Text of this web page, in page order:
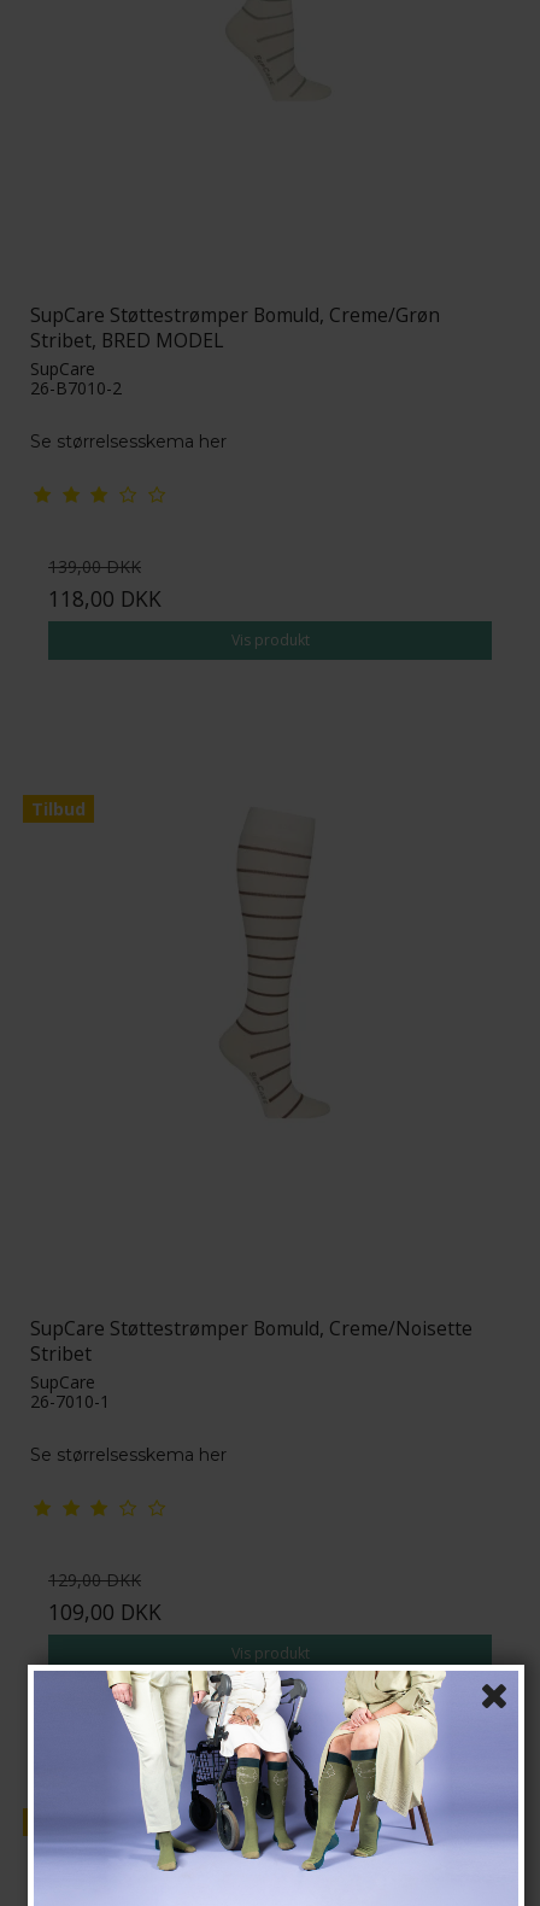
SupCare Støttestrømper Bomuld, Creme/Grøn
Stribet, BRED MODEL
SupCare
26-B7010-2
Se størrelsesskema her
139,00 DKK
118,00 DKK
Vis produkt
Tilbud
SupCare Støttestrømper Bomuld, Creme/Noisette
Stribet
SupCare
26-7010-1
Se størrelsesskema her
129,00 DKK
109,00 DKK
Vis produkt